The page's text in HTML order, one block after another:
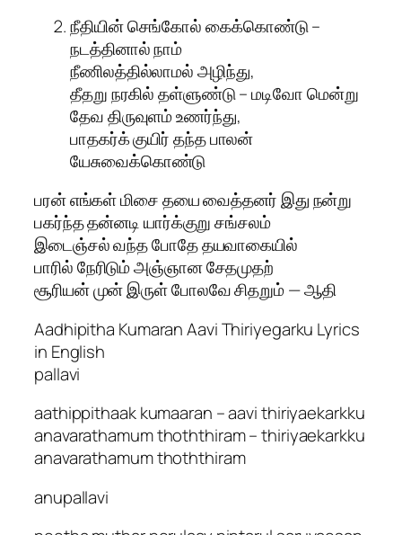
நீதியின் செங்கோல் கைக்கொண்டு –
நடத்தினால் நாம்
நீணிலத்தில்லாமல் அழிந்து,
தீதறு நரகில் தள்ளுண்டு – மடிவோ மென்று
தேவ திருவுளம் உணர்ந்து,
பாதகர்க் குயிர் தந்த பாலன்
யேசுவைக்கொண்டு
பரன் எங்கள் மிசை தயை வைத்தனர் இது நன்று
பகர்ந்த தன்னடி யார்க்குறு சங்சலம்
இடைஞ்சல் வந்த போதே தயவாகையில்
பாரில் நேரிடும் அஞ்ஞான சேதமுதற்
சூரியன் முன் இருள் போலவே சிதறும் — ஆதி
Aadhipitha Kumaran Aavi Thiriyegarku Lyrics
in English
pallavi
aathippithaak kumaaran – aavi thiriyaekarkku
anavarathamum thoththiram – thiriyaekarkku
anavarathamum thoththiram
anupallavi